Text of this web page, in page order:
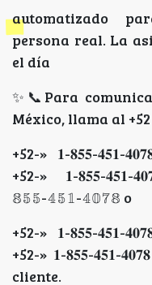
automatizado
persona real. La
el día
✨📞Para
México, llama al
+52-» 𝟏-𝟖𝟓𝟓-𝟒𝟓𝟏-
+52-» 𝟏-𝟖𝟓𝟓-
𝟠𝟝𝟝-𝟜𝟝𝟙-𝟜𝟘𝟟𝟠 o
+52-» 𝟏-𝟖𝟓𝟓-𝟒𝟓𝟏-
+52-» 𝟏-𝟖𝟓𝟓-𝟒𝟓𝟏-
cliente.